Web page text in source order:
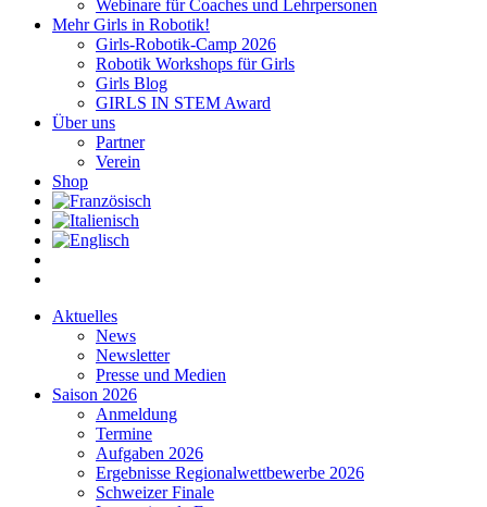
Webinare für Coaches und Lehrpersonen
Mehr Girls in Robotik!
Girls-Robotik-Camp 2026
Robotik Workshops für Girls
Girls Blog
GIRLS IN STEM Award
Über uns
Partner
Verein
Shop
Aktuelles
News
Newsletter
Presse und Medien
Saison 2026
Anmeldung
Termine
Aufgaben 2026
Ergebnisse Regionalwettbewerbe 2026
Schweizer Finale